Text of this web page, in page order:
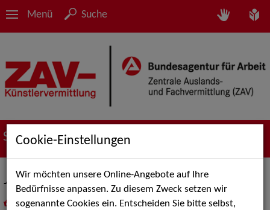
Menü Suche
Suche nach Künstler*innen
Jan Georg Schütte
als PDF speichern
inMeine Merklistelegen
Cookie-Einstellungen
Wir möchten unsere Online-Angebote auf Ihre
Bedürfnisse anpassen. Zu diesem Zweck setzen wir
sogenannte Cookies ein. Entscheiden Sie bitte selbst,